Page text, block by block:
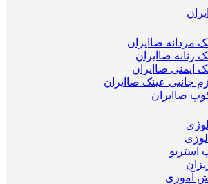
مردانه صاایران
زنانه صاایران
ایمنی صاایران
جانبی عینک صاایران
صاایران
استریو
آموزی